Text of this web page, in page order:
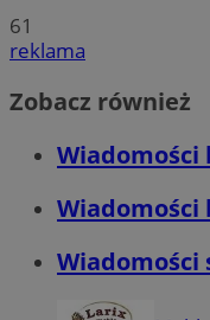
61
reklama
Zobacz również
Wiadomości
Wiadomości
Wiadomości